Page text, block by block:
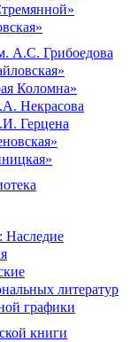
А.С. Грибоедова
Коломна»
Некрасова
Герцена
Наследие
литератур
графики
книги